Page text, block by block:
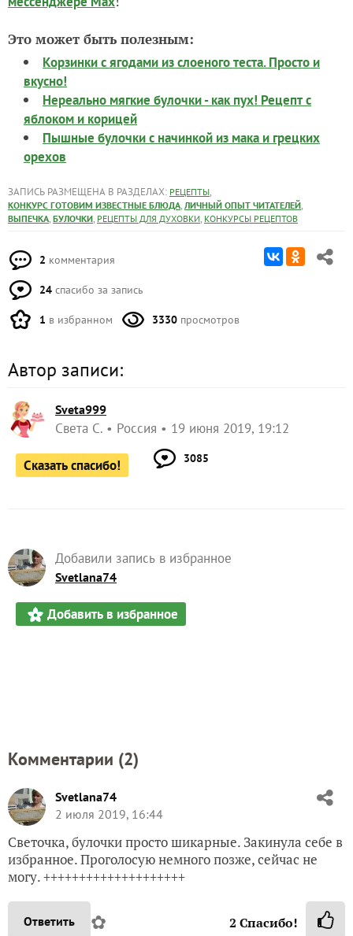
Это может быть полезным:
Корзинки с ягодами из слоеного теста. Просто и
вкусно!
Нереально мягкие булочки - как пух! Рецепт с
яблоком и корицей
Пышные булочки с начинкой из мака и грецких
орехов
ЗАПИСЬ РАЗМЕЩЕНА В РАЗДЕЛАХ: РЕЦЕПТЫ,
КОНКУРС ГОТОВИМ ИЗВЕСТНЫЕ БЛЮДА, ЛИЧНЫЙ ОПЫТ ЧИТАТЕЛЕЙ,
ВЫПЕЧКА, БУЛОЧКИ, РЕЦЕПТЫ ДЛЯ ДУХОВКИ, КОНКУРСЫ РЕЦЕПТОВ
2 комментария
24 спасибо за запись
1 в избранном 3330 просмотров
Автор записи:
Sveta999
Света С. Россия 19 июня 2019, 19:12
Сказать спасибо! 3085
Добавили запись в избранное
Svetlana74
Добавить в избранное
Комментарии (2)
Svetlana74
2 июля 2019, 16:44
Светочка, булочки просто шикарные. Закинула себе в
избранное. Проголосую немного позже, сейчас не
могу. ++++++++++++++++++++
Ответить ✿ 2 Спасибо!